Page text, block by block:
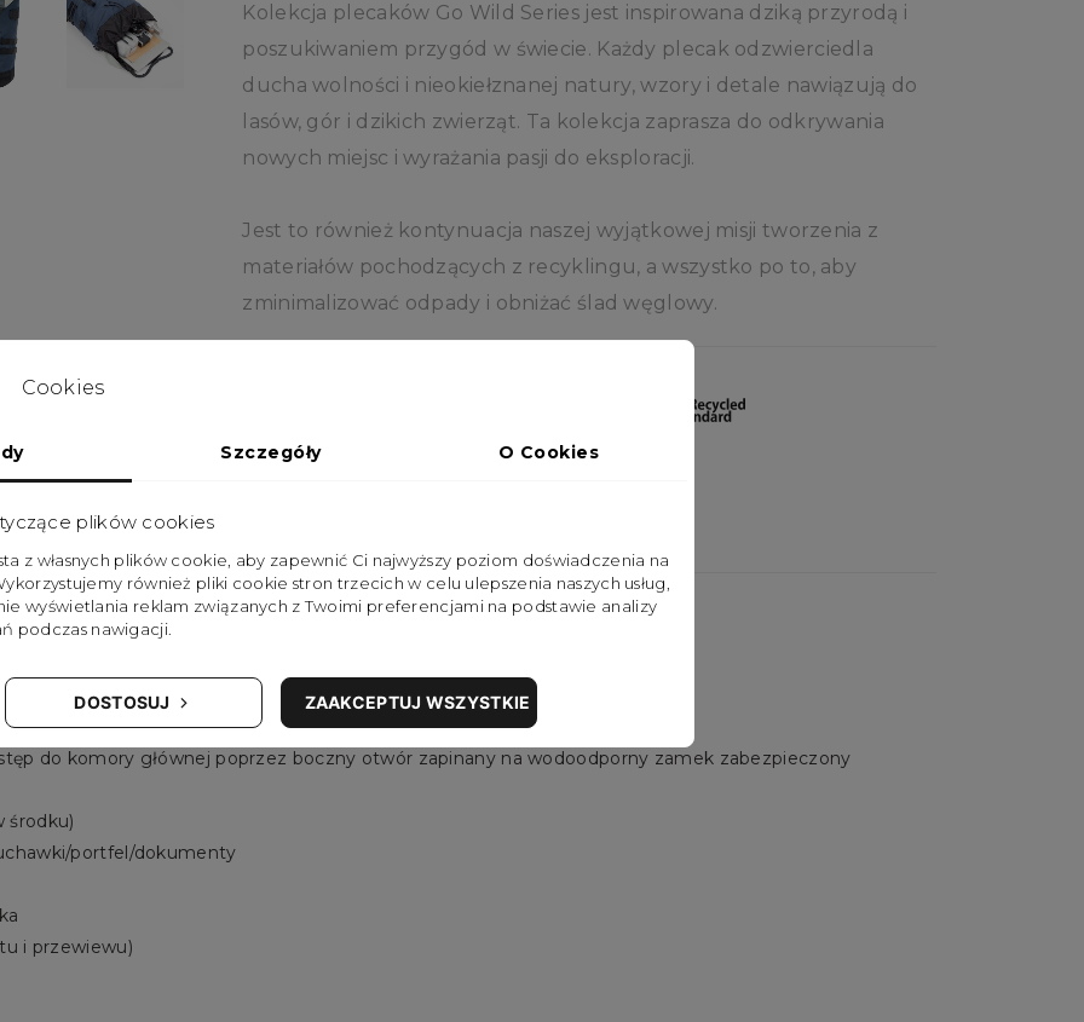
Kolekcja plecaków Go Wild Series jest inspirowana dziką przyrodą i
poszukiwaniem przygód w świecie. Każdy plecak odzwierciedla
ducha wolności i nieokiełznanej natury, wzory i detale nawiązują do
lasów, gór i dzikich zwierząt. Ta kolekcja zaprasza do odkrywania
nowych miejsc i wyrażania pasji do eksploracji.
Jest to również kontynuacja naszej wyjątkowej misji tworzenia z
materiałów pochodzących z recyklingu, a wszystko po to, aby
zminimalizować odpady i obniżać ślad węglowy.
420D Nylonplus® Recycled Ocean Waste Nylon
oraz klapą z dwoma napami
do komory głównej poprzez boczny otwór zapinany na wodoodporny zamek zabezpieczony
środku)
portfel/dokumenty
i przewiewu)
Cookies
Szczegóły O Cookies
plików cookies
z własnych plików cookie, aby zapewnić Ci najwyższy poziom doświadczenia na
również pliki cookie stron trzecich w celu ulepszenia naszych usług,
wyświetlania reklam związanych z Twoimi preferencjami na podstawie analizy
podczas nawigacji.
DOSTOSUJ ZAAKCEPTUJ WSZYSTKIE